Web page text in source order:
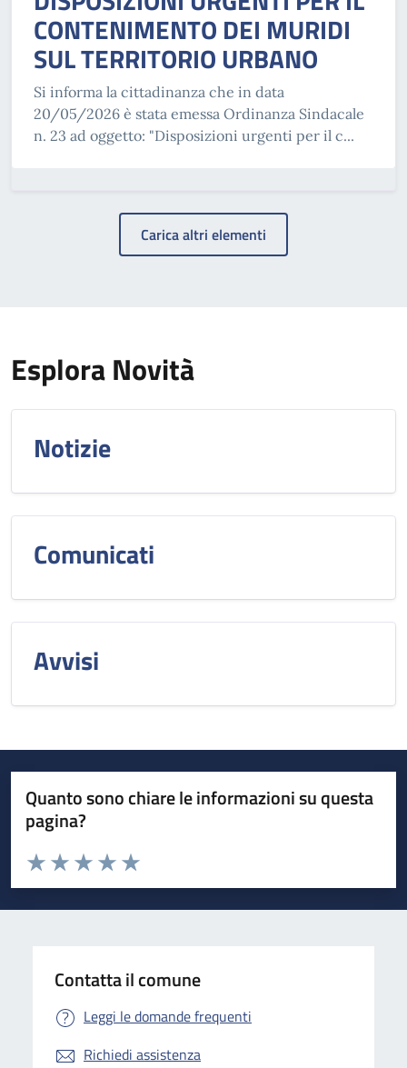
CONTENIMENTO DEI MURIDI
SUL TERRITORIO URBANO
Si informa la cittadinanza che in data
20/05/2026 è stata emessa Ordinanza Sindacale
n. 23 ad oggetto: "Disposizioni urgenti per il c...
Carica altri elementi
Esplora Novità
Notizie
Comunicati
Avvisi
Quanto sono chiare le informazioni su questa
pagina?
Valuta da 1 a 5 stelle la pagina
Valuta 5 stelle su 5
Valuta 4 stelle su 5
Valuta 3 stelle su 5
Valuta 2 stelle su 5
Valuta 1 stelle su 5
Contatta il comune
Leggi le domande frequenti
Richiedi assistenza